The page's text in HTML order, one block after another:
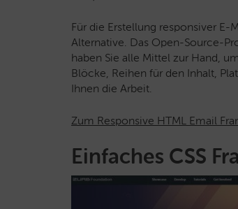
Für die Erstellung responsiver E-
Alternative. Das Open-Source-
haben Sie alle Mittel zur Hand,
Blöcke, Reihen für den Inhalt,
Ihnen die Arbeit.
Zum Responsive HTML Email
Einfaches CSS